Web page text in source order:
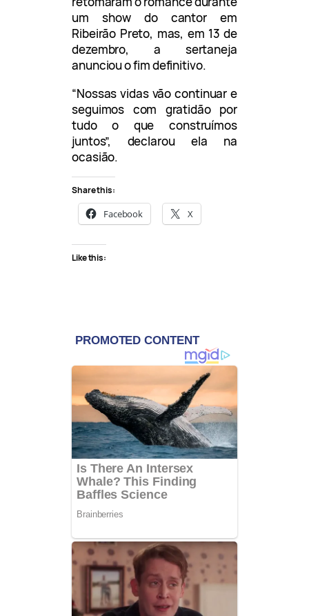
um show do cantor em
Ribeirão Preto, mas, em 13 de
dezembro, a sertaneja
anunciou o fim definitivo.
“Nossas vidas vão continuar e
seguimos com gratidão por
tudo o que construímos
juntos”, declarou ela na
ocasião.
Share this:
Facebook X
Like this: